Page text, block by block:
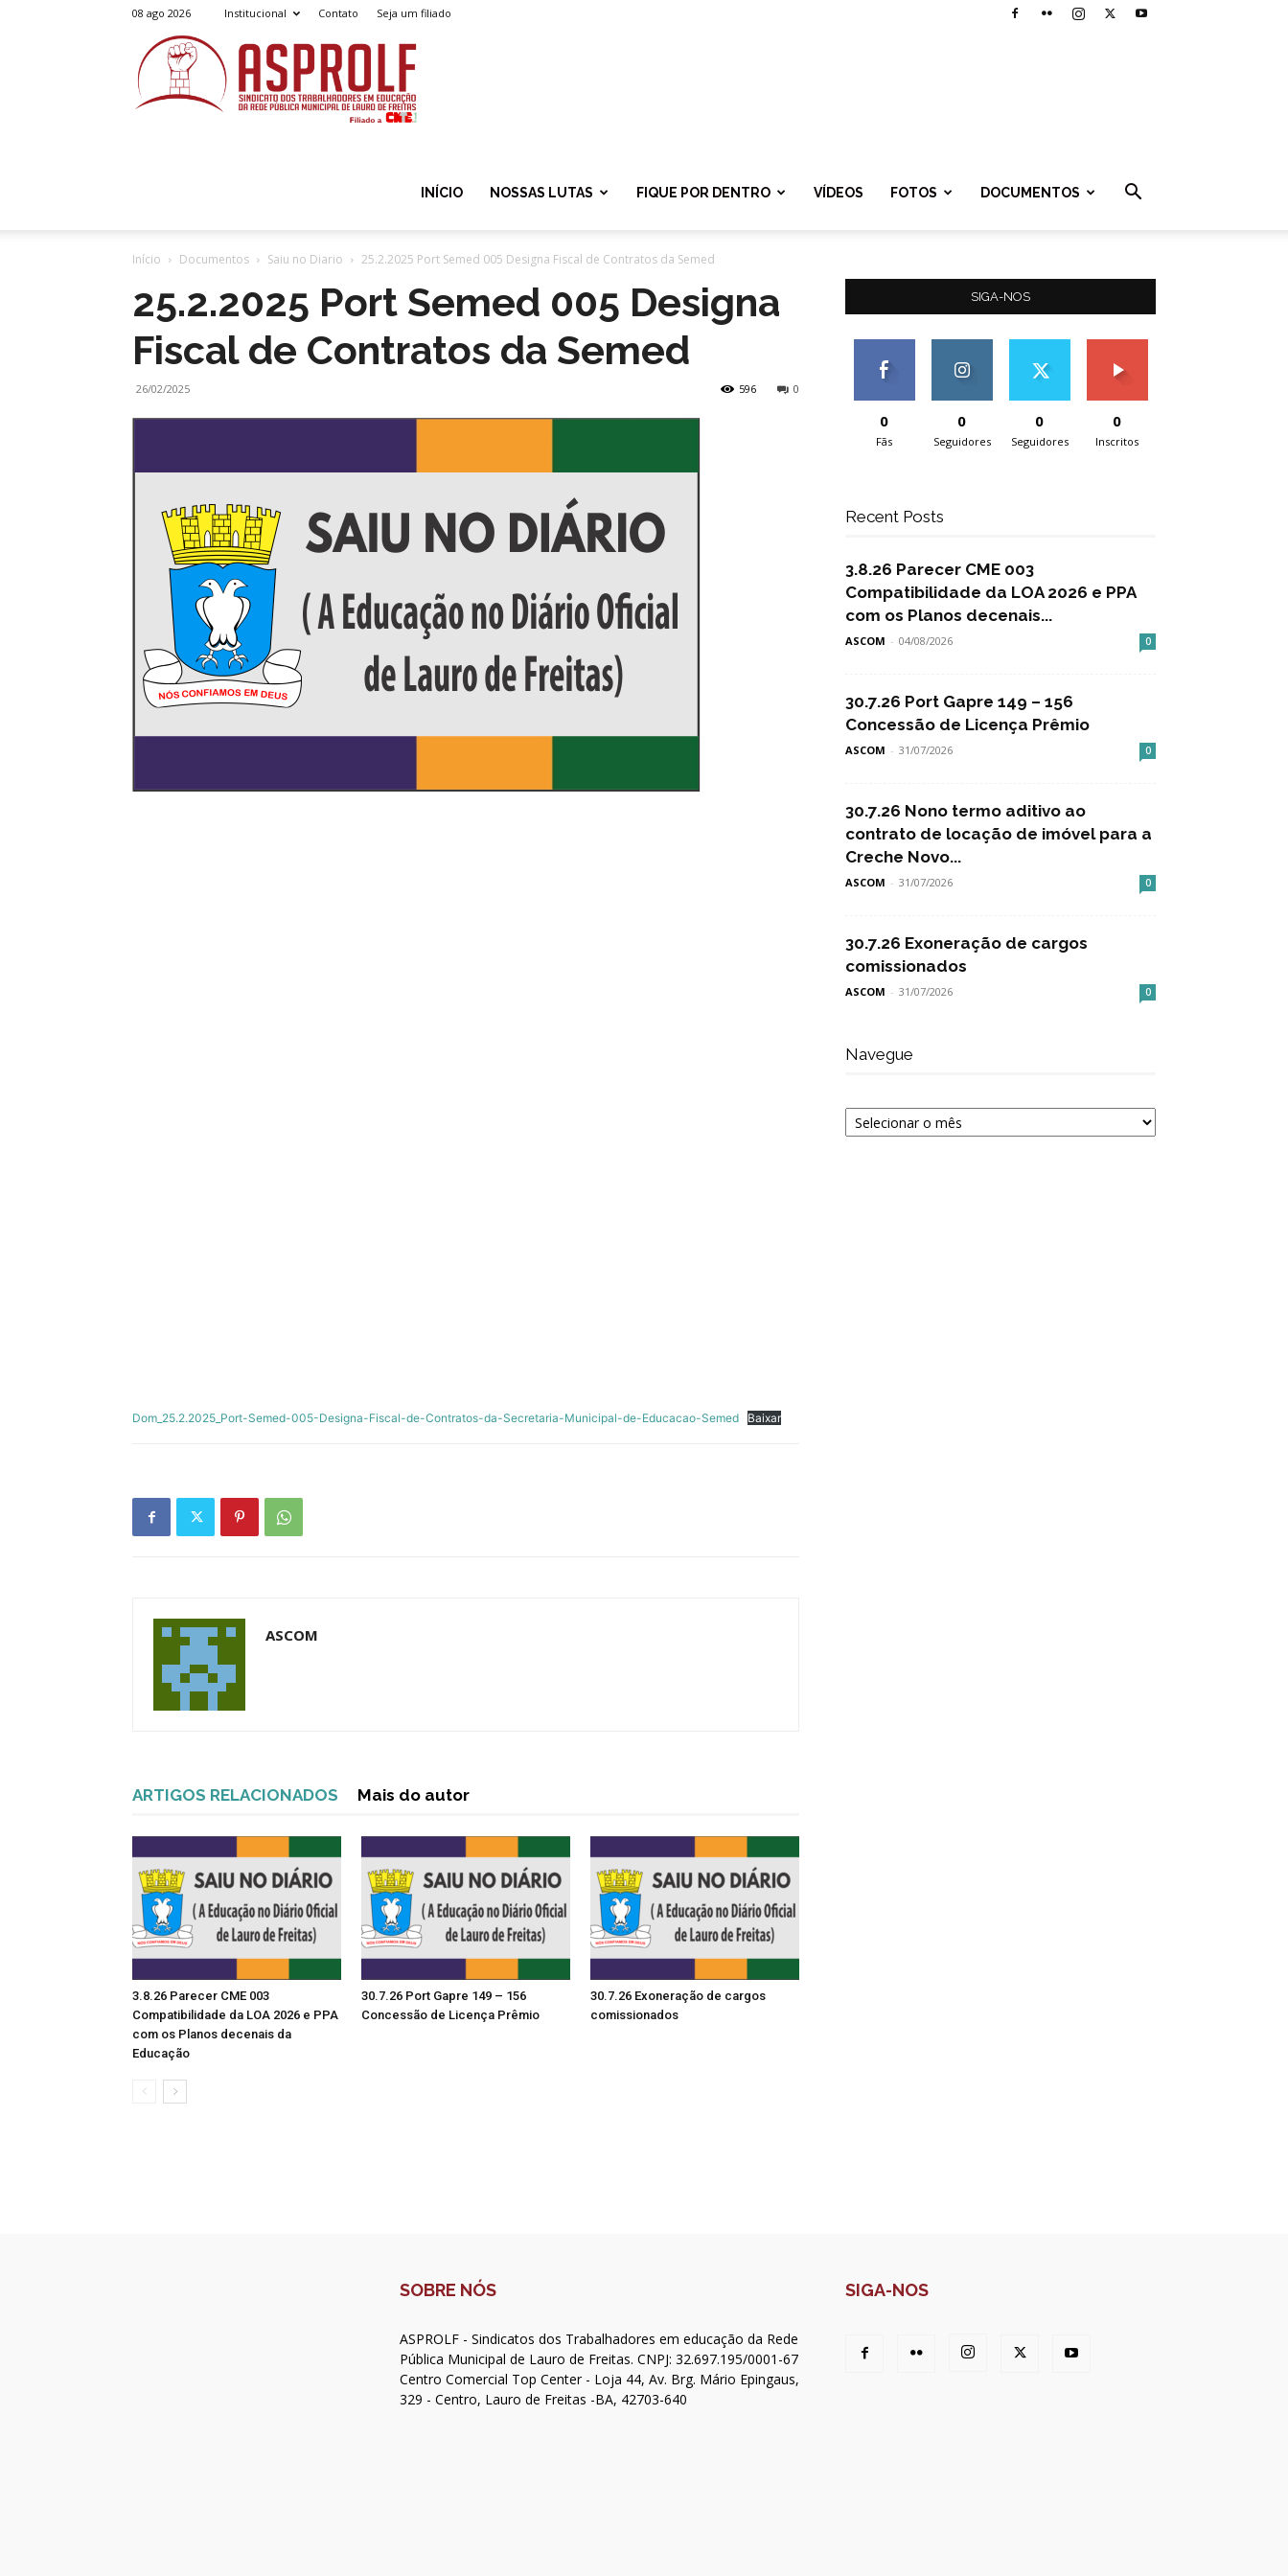
08 ago 2026 Institucional Contato Seja um filiado
INÍCIO NOSSAS LUTAS FIQUE POR DENTRO VÍDEOS FOTOS DOCUMENTOS
Início Documentos Saiu no Diario 25.2.2025 Port Semed 005 Designa Fiscal de Contratos da Semed
25.2.2025 Port Semed 005 Designa
Fiscal de Contratos da Semed
26/02/2025 0
596
Dom_25.2.2025_Port-Semed-005-Designa-Fiscal-de-Contratos-da-Secretaria-Municipal-de-Educacao-Semed Baixar
ASCOM
ARTIGOS RELACIONADOS Mais do autor
3.8.26 Parecer CME 003
Compatibilidade da LOA 2026 e PPA
com os Planos decenais da
Educação
30.7.26 Port Gapre 149 – 156
Concessão de Licença Prêmio
30.7.26 Exoneração de cargos
comissionados
SIGA-NOS
0
Fãs
0
Seguidores
0
Seguidores
0
Inscritos
Recent Posts
3.8.26 Parecer CME 003
Compatibilidade da LOA 2026 e PPA
com os Planos decenais...
ASCOM - 04/08/2026 0
30.7.26 Port Gapre 149 – 156
Concessão de Licença Prêmio
ASCOM - 31/07/2026 0
30.7.26 Nono termo aditivo ao
contrato de locação de imóvel para a
Creche Novo...
ASCOM - 31/07/2026 0
30.7.26 Exoneração de cargos
comissionados
ASCOM - 31/07/2026 0
Navegue
Navegue
SOBRE NÓS
ASPROLF - Sindicatos dos Trabalhadores em educação da Rede
Pública Municipal de Lauro de Freitas. CNPJ: 32.697.195/0001-67
Centro Comercial Top Center - Loja 44, Av. Brg. Mário Epingaus,
329 - Centro, Lauro de Freitas -BA, 42703-640
SIGA-NOS